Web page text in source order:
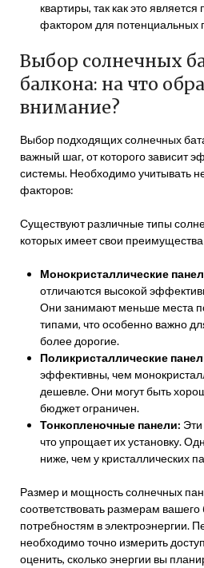
квартиры, так как это
фактором для потенциальных
Выбор солнечных
балкона: на что
внимание?
Выбор подходящих солнечных
важный шаг, от которого зависит
системы. Необходимо учитывать
факторов:
Существуют различные типы
которых имеет свои преимущества
Монокристаллические
отличаются высокой
Они занимают меньше места
типами, что особенно важно
более дорогие.
Поликристаллические
эффективны, чем
дешевле. Они могут быть
бюджет ограничен.
Тонкопленочные панели: Эти
что упрощает их установку.
ниже, чем у кристаллических
Размер и мощность солнечных
соответствовать размерам
потребностям в электроэнергии.
необходимо точно измерить
оценить, сколько энергии вы